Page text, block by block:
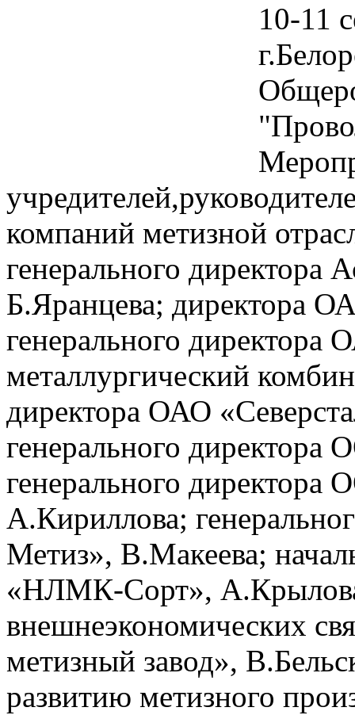
10-11
компаний метизной
генерального директора
Б.Яранцева; директора
генерального директора
металлургический
директора ОАО
генерального
генерального
А.Кириллова;
Метиз», В.Макеева;
«НЛМК-Сорт»,
внешнеэкономических
метизный завод»,
развитию метизного